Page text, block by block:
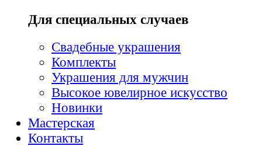
Для специальных случаев
Свадебные украшения
Комплекты
Украшения для мужчин
Высокое ювелирное искусство
Новинки
Мастерская
Контакты